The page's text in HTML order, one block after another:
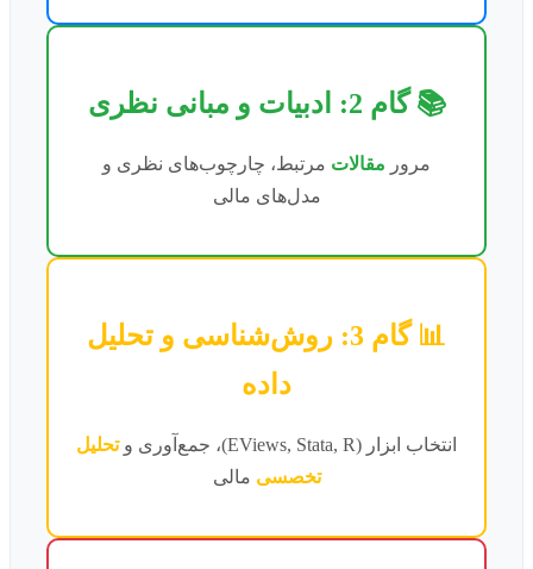
📚 گام 2: ادبیات و مبانی نظری
مرورمقالاتمرتبط، چارچوب‌های نظری و
مدل‌های مالی
📊 گام 3: روش‌شناسی و تحلیل
داده
انتخاب ابزار (EViews, Stata, R)، جمع‌آوری و
تحلیل
تخصسیمالی